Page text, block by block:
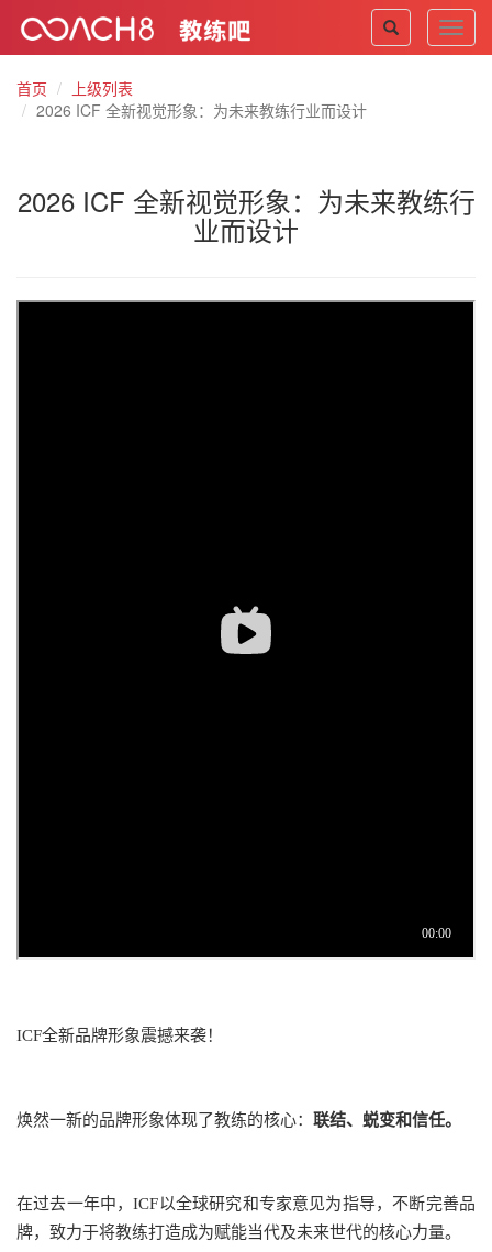
首页
上级列表
2026 ICF 全新视觉形象：为未来教练行业而设计
2026 ICF 全新视觉形象：为未来教练行
业而设计
ICF全新品牌形象震撼来袭！
焕然一新的品牌形象体现了教练的核心： 联结、蜕变和信任。
在过去一年中，ICF以全球研究和专家意见为指导，不断完善品
牌，致力于将教练打造成为赋能当代及未来世代的核心力量。